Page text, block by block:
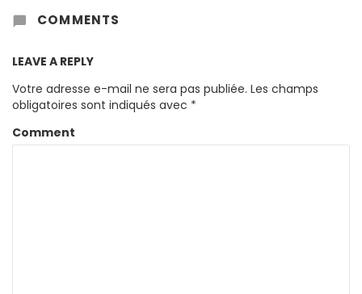
COMMENTS
LEAVE A REPLY
Votre adresse e-mail ne sera pas publiée. Les champs
obligatoires sont indiqués avec *
Comment